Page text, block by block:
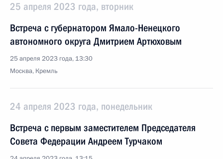
25 апреля 2023 года, вторник
Встреча с губернатором Ямало-Ненецкого
автономного округа Дмитрием Артюховым
25 апреля 2023 года, 13:30
Москва, Кремль
24 апреля 2023 года, понедельник
Встреча с первым заместителем Председателя
Совета Федерации Андреем Турчаком